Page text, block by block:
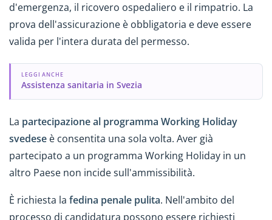
d'emergenza, il ricovero ospedaliero e il rimpatrio. La
prova dell'assicurazione è obbligatoria e deve essere
valida per l'intera durata del permesso.
LEGGI ANCHE
Assistenza sanitaria in Svezia
La partecipazione al programma Working Holiday
svedese è consentita una sola volta. Aver già
partecipato a un programma Working Holiday in un
altro Paese non incide sull'ammissibilità.
È richiesta la fedina penale pulita. Nell'ambito del
processo di candidatura possono essere richiesti